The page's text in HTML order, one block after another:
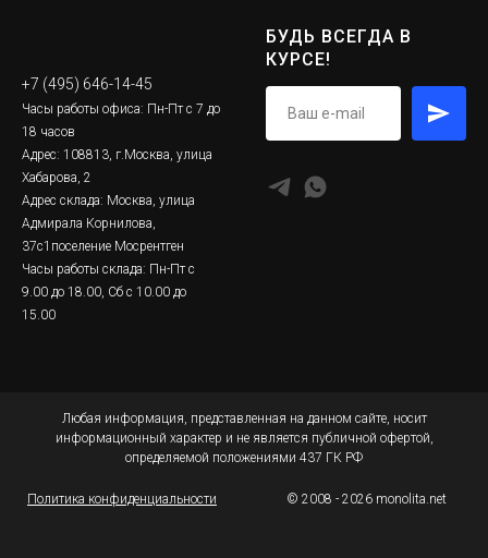
+7 (495) 646-14-45
Часы работы офиса: Пн-Пт с 7 до
18 часов
Адрес: 108813, г.Москва, улица
Хабарова, 2
Адрес склада: Москва, улица
Адмирала Корнилова,
37с1поселение Мосрентген
Часы работы склада: Пн-Пт с
9.00 до 18.00, Сб с 10.00 до
15.00
БУДЬ ВСЕГДА В
КУРСЕ!
Любая информация, представленная на данном сайте, носит
информационный характер и не является публичной офертой,
определяемой положениями 437 ГК РФ
Политика конфиденциальности © 2008 - 2026 monolita.net